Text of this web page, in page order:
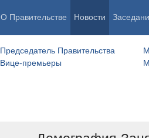
О Правительстве Новости
Председатель Правительства
Вице-премьеры